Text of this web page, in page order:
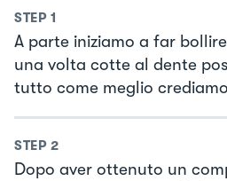
STEP 1
A parte iniziamo a far
una volta cotte al dente
tutto come meglio
STEP 2
Dopo aver ottenuto un